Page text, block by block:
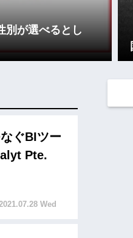
別が選べるとし
ぐBIツー
Pte.
Wed